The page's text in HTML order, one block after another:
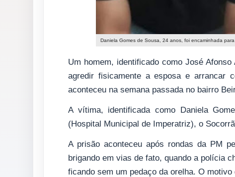
Daniela Gomes de Sousa, 24 anos, foi encaminhada para
Um homem, identificado como José
agredir fisicamente a esposa e arrancar
aconteceu na semana passada no bairro
A vítima, identificada como Daniela
(Hospital Municipal de Imperatriz), o
A prisão aconteceu após rondas da PM
brigando em vias de fato, quando a polícia
ficando sem um pedaço da orelha. O